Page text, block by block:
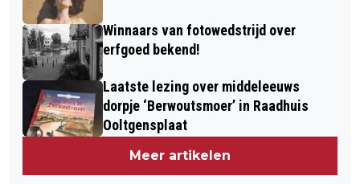
Winnaars van fotowedstrijd over
erfgoed bekend!
Laatste lezing over middeleeuws
dorpje ‘Berwoutsmoer’ in Raadhuis
Ooltgensplaat
Meer artikelen